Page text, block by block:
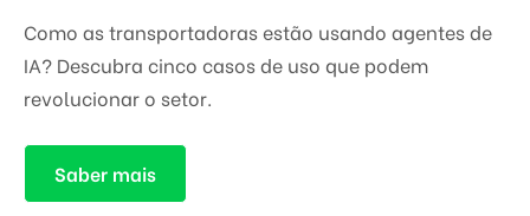
Como as transportadoras estão usando agentes de
IA? Descubra cinco casos de uso que podem
revolucionar o setor.
Saber mais